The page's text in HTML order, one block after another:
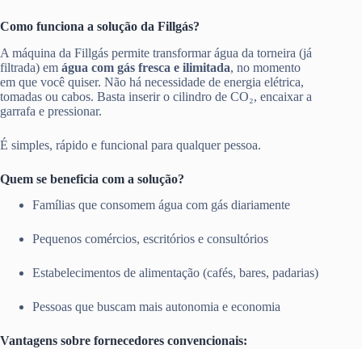
Como funciona a solução da Fillgás?
A máquina da Fillgás permite transformar água da torneira (já
filtrada) em água com gás fresca e ilimitada, no momento
em que você quiser. Não há necessidade de energia elétrica,
tomadas ou cabos. Basta inserir o cilindro de CO₂, encaixar a
garrafa e pressionar.
É simples, rápido e funcional para qualquer pessoa.
Quem se beneficia com a solução?
Famílias que consomem água com gás diariamente
Pequenos comércios, escritórios e consultórios
Estabelecimentos de alimentação (cafés, bares, padarias)
Pessoas que buscam mais autonomia e economia
Vantagens sobre fornecedores convencionais: